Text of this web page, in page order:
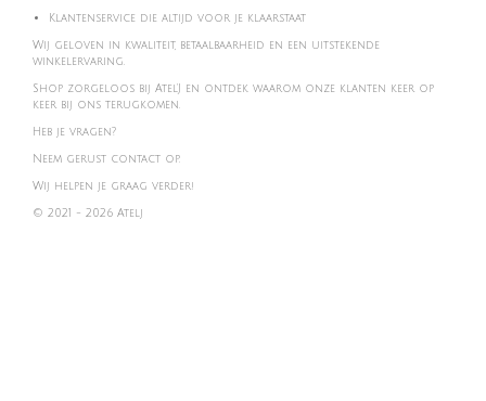
Klantenservice die altijd voor je klaarstaat
Wij geloven in kwaliteit, betaalbaarheid en een uitstekende
winkelervaring.
Shop zorgeloos bij Atel'J en ontdek waarom onze klanten keer op
keer bij ons terugkomen.
Heb je vragen?
Neem gerust contact op.
Wij helpen je graag verder!
© 2021 - 2026 Atelj